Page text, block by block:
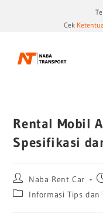
Cek
Rental Mobil
Spesifikasi
Naba Rent Car
Informasi Tips dan